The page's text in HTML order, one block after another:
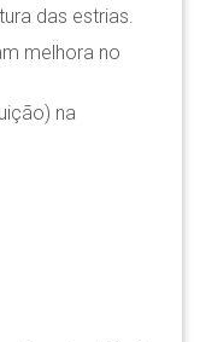
das estrias.
melhora no
na